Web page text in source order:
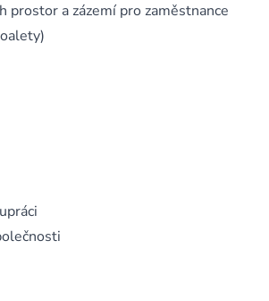
prostor a zázemí pro zaměstnance